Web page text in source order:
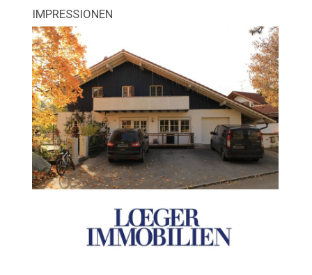
IMPRESSIONEN